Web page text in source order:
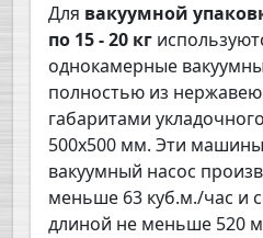
Для вакуумной
по 15 - 20 кг
однокамерные
полностью из
габаритами
500х500 мм. Эти
вакуумный насос
меньше 63 куб.м./час и
длиной не меньше 520